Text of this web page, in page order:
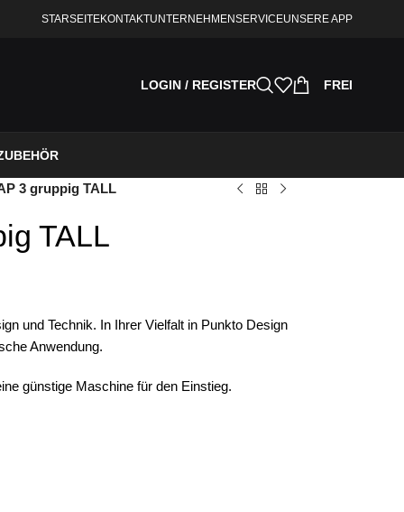
STARSEITEKONTAKTUNTERNEHMENSERVICEUNSERE APP
LOGIN / REGISTER FREI
3 gruppig TALL
TALL
und Technik. In Ihrer Vielfalt in Punkto Design
Anwendung.
günstige Maschine für den Einstieg.